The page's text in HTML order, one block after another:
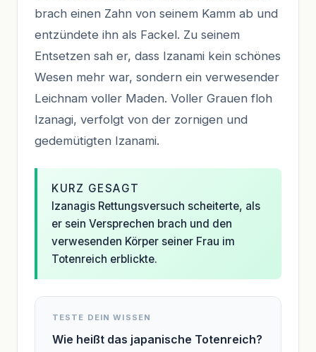
brach einen Zahn von seinem Kamm ab und
entzündete ihn als Fackel. Zu seinem
Entsetzen sah er, dass Izanami kein schönes
Wesen mehr war, sondern ein verwesender
Leichnam voller Maden. Voller Grauen floh
Izanagi, verfolgt von der zornigen und
gedemütigten Izanami.
KURZ GESAGT
Izanagis Rettungsversuch scheiterte, als
er sein Versprechen brach und den
verwesenden Körper seiner Frau im
Totenreich erblickte.
TESTE DEIN WISSEN
Wie heißt das japanische Totenreich?